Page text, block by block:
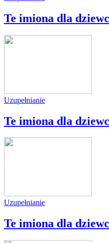
Te imiona dla
Uzupełnianie
Te imiona dla
Uzupełnianie
Te imiona dla